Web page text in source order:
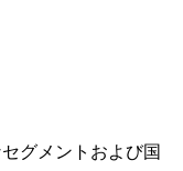
グメントおよび国